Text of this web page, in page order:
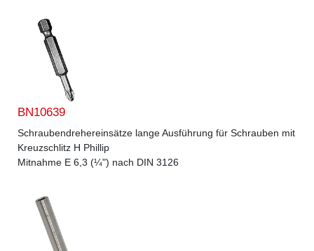
BN10639
Schraubendrehereinsätze lange Ausführung für Schrauben mit
Kreuzschlitz H Phillip
Mitnahme E 6,3 (¼") nach DIN 3126